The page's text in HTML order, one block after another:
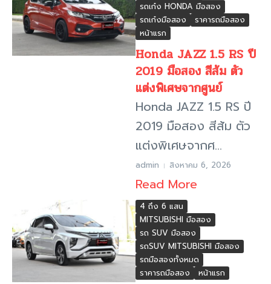
รถเก๋ง HONDA มือสอง
รถเก๋งมือสอง
ราคารถมือสอง
หน้าแรก
Honda JAZZ 1.5 RS ปี
2019 มือสอง สีส้ม ตัว
แต่งพิเศษจากศูนย์
Honda JAZZ 1.5 RS ปี
2019 มือสอง สีส้ม ตัว
แต่งพิเศษจากศ...
admin สิงหาคม 6, 2026
Read More
4 ถึง 6 แสน
MITSUBISHI มือสอง
รถ SUV มือสอง
รถSUV MITSUBISHI มือสอง
รถมือสองทั้งหมด
ราคารถมือสอง
หน้าแรก